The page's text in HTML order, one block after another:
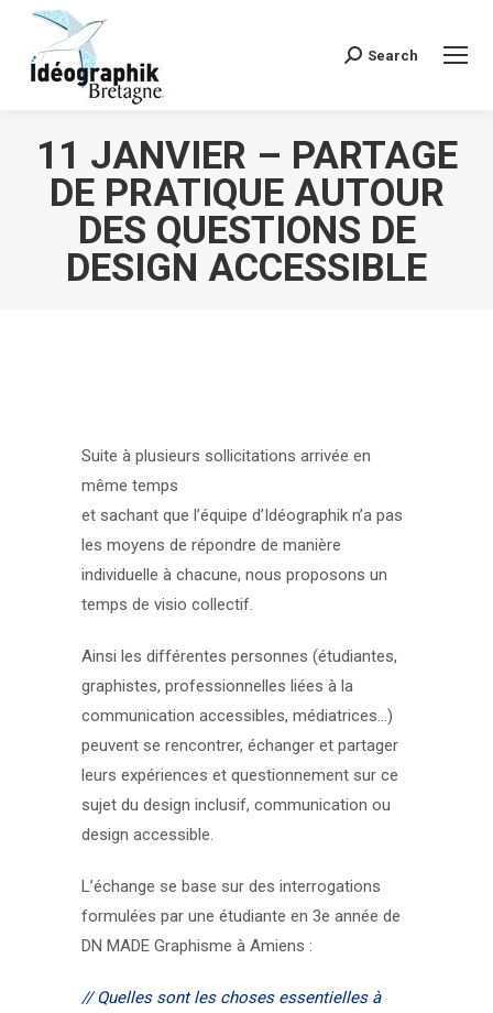
Recherche
Search
11 JANVIER – PARTAGE
DE PRATIQUE AUTOUR
DES QUESTIONS DE
DESIGN ACCESSIBLE
Suite à plusieurs sollicitations arrivée en
même temps
et sachant que l’équipe d’Idéographik n’a pas
les moyens de répondre de manière
individuelle à chacune, nous proposons un
temps de visio collectif.
Ainsi les différentes personnes (étudiantes,
graphistes, professionnelles liées à la
communication accessibles, médiatrices…)
peuvent se rencontrer, échanger et partager
leurs expériences et questionnement sur ce
sujet du design inclusif, communication ou
design accessible.
L’échange se base sur des interrogations
formulées par une étudiante en 3e année de
DN MADE Graphisme à Amiens :
// Quelles sont les choses essentielles à